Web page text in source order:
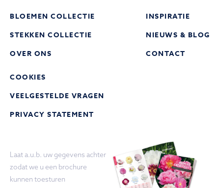
BLOEMEN COLLECTIE
STEKKEN COLLECTIE
OVER ONS
INSPIRATIE
NIEUWS & BLOG
CONTACT
COOKIES
VEELGESTELDE VRAGEN
PRIVACY STATEMENT
Laat a.u.b. uw gegevens achter
zodat we u een brochure
kunnen toesturen